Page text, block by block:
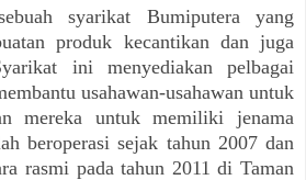
syarikat Bumiputera yang
produk kecantikan dan juga
ini menyediakan pelbagai
usahawan-usahawan untuk
mereka untuk memiliki jenama
beroperasi sejak tahun 2007 dan
rasmi pada tahun 2011 di Taman